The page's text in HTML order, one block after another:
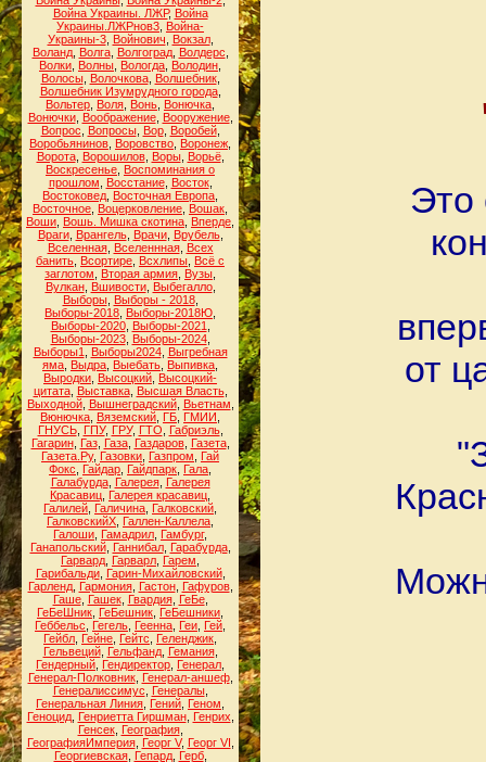
Война Украины. ЛЖР, Война
Украины.ЛЖРнов3 Война-
Украины-3, Войнович Вокзал,
Воланд, Волга, Волгоград, Волдерс
Волки Волны Вологда Володин
Волосы, Волочкова, Волшебник,
Волшебник Изумрудного города,
Вольтер Воля Вонь Вонючка
Вонючки, Воображение, Вооружение,
Вопрос
Вопросы, Вор, Воробей,
Воробьянинов Воровство Воронеж
Ворота, Ворошилов, Воры, Ворьё,
Воскресенье Воспоминания о
прошлом
Восстание, Восток,
Востоковед Восточная Европа
Восточное Воцерковление Вошак
Воши Вошь. Мишка скотина Вперде
Враги, Врангель, Врачи, Врубель,
Вселенная, Вселеннная, Всех
банить Всортире Всхлипы Всё с
заглотом
Вторая армия Вузы
Вулкан, Вшивости, Выбегалло,
Выборы, Выборы - 2018,
Выборы-2018 Выборы-2018Ю
Выборы-2020, Выборы-2021
Выборы-2023, Выборы-2024,
Выборы1
Выборы2024, Выгребная
яма Выдра Выебать Выпивка
Выродки Высоцкий Высоцкий-
цитата, Выставка, Высшая Власть,
Выходной, Вышнеградский, Вьетнам
Вюнючка Вяземский ГБ ГМИИ
ГНУСЬ, ГПУ, ГРУ, ГТО Габриэль,
Гагарин, Газ, Газа, Газдаров, Газета,
Газета.Ру, Газовки Газпром
Гай
Фокс
Гайдар Гайдпарк Гала
Галабурда, Галерея, Галерея
Красавиц Галерея красавиц
Галилей Галичина Галковский
ГалковскийХ Галлен-Каллела
Галоши Гамадрил Гамбург,
Ганапольский, Ганнибал, Гарабурда,
Гарвард Гарварл Гарем
Гарибальди, Гарин-Михайловский,
Гарленд, Гармония, Гастон, Гафуров,
Гаше, Гашек, Гвардия, ГеБе,
ГеБеШник ГеБешник ГеБешники
Геббельс
Гегель Геенна Геи Гей
Гейбл Гейне Гейтс Геленджик
Гельвеций, Гельфанд, Гемания,
Гендерный Гендиректор Генерал
Генерал-Полковник, Генерал-аншеф,
Генералиссимус
Генералы,
Генеральная Линия Гений Геном
Геноцид, Генриетта Гиршман, Генрих
Генсек, География,
ГеографияИмперия, Георг V, Георг VI
Георгиевская, Гепард, Герб,
Это
от